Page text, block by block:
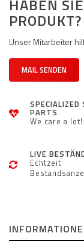
HABEN
PRODUKT?
Unser Mitarbeiter
MAIL SENDEN
SPECIALIZED
PARTS
We care a lot!
LIVE
Echtzeit